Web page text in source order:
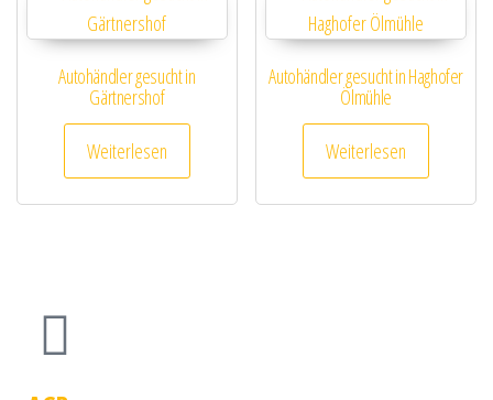
Autohändler gesucht in
Gärtnershof
Weiterlesen
Autohändler gesucht in Haghofer
Ölmühle
Weiterlesen